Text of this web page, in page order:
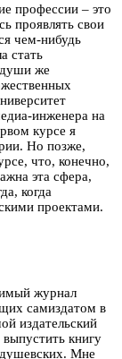
профессии – это
проявлять свои
чем-нибудь
стать
души же
инженера на
курсе я
Но позже,
что, конечно,
эта сфера,
когда
проектами.
журнал
самиздатом в
издательский
книгу
Мне